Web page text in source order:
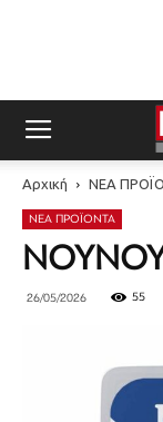
Αρχική ΝΕΑ
ΝΕΑ ΠΡΟΪΟΝΤΑ
ΝΟΥΝΟΥ
26/05/2026 55